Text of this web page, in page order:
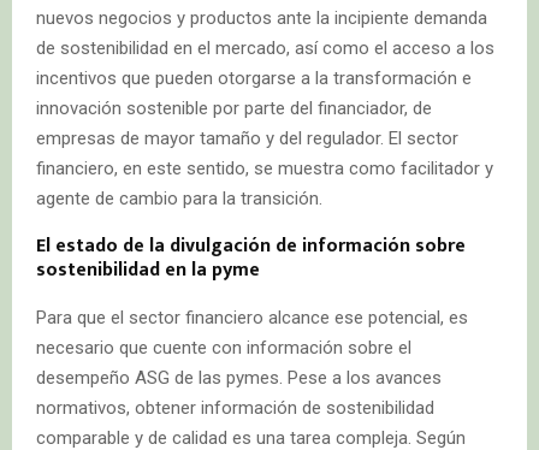
nuevos negocios y productos ante la incipiente demanda
de sostenibilidad en el mercado, así como el acceso a los
incentivos que pueden otorgarse a la transformación e
innovación sostenible por parte del financiador, de
empresas de mayor tamaño y del regulador. El sector
financiero, en este sentido, se muestra como facilitador y
agente de cambio para la transición.
El estado de la divulgación de información sobre
sostenibilidad en la pyme
Para que el sector financiero alcance ese potencial, es
necesario que cuente con información sobre el
desempeño ASG de las pymes. Pese a los avances
normativos, obtener información de sostenibilidad
comparable y de calidad es una tarea compleja. Según